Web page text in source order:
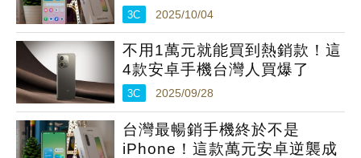
3C 2025/10/04
不用1萬元就能買到熱銷款！這
4款安卓手機台灣人買爆了
3C 2025/09/28
台灣最暢銷手機終於不是
iPhone！這款萬元安卓逆襲成